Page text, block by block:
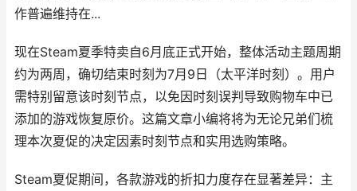
作普遍维持在...
现在Steam夏季特卖自6月底正式开始，整体活动主题周期
约为两周，确切结束时刻为7月9日（太平洋时刻）。用户
需特别留意该时刻节点，以免因时刻误判导致购物车中已
添加的游戏恢复原价。这篇文章小编将将为无论兄弟们梳
理本次夏促的决定因素时刻节点和实用选购策略。
Steam夏促期间，各款游戏的折扣力度存在显著差异：主